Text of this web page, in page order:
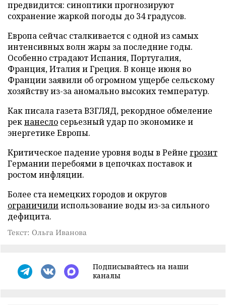
предвидится: синоптики прогнозируют
сохранение жаркой погоды до 34 градусов.
Европа сейчас сталкивается с одной из самых
интенсивных волн жары за последние годы.
Особенно страдают Испания, Португалия,
Франция, Италия и Греция. В конце июня во
Франции заявили об огромном ущербе сельскому
хозяйству из-за аномально высоких температур.
Как писала газета ВЗГЛЯД, рекордное обмеление
рекнанесло серьезный удар по экономике и
энергетике Европы.
Критическое падение уровня воды в Рейне грозит
Германии перебоями в цепочках поставок и
ростом инфляции.
Более ста немецких городов и округов
ограничилииспользование воды из-за сильного
дефицита.
Текст: Ольга Иванова
Подписывайтесь на наши
каналы